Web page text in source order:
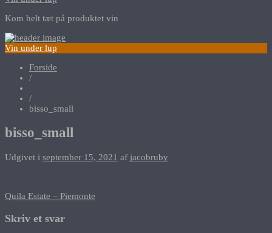
Kom helt tæt på produktet vin
Vin under lup
Forside
/
/
bisso_small
bisso_small
Udgivet i september 15, 2021 af jacobruby
Indlægsnavigation
Quila Estate – Piemonte
Skriv et svar